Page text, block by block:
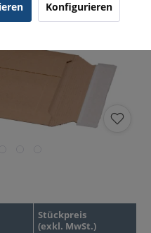
Stückpreis
(exkl. MwSt.)
Konfigurieren